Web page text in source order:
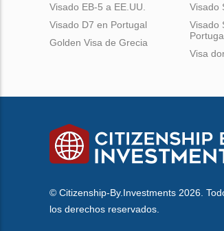
Visado EB-5 a EE.UU.
Visado D7 en Portugal
Golden Visa de Grecia
Visado
Visado
Visa
© Citizenship-By.Investments 2026.
los derechos reservados.